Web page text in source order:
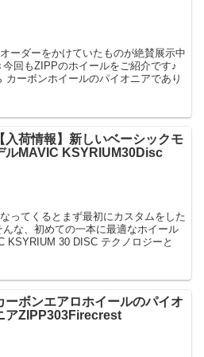
ーダーをかけていたものが絶賛展示中
回もZIPPのホイールをご紹介です♪
ーボンホイールのパイオニアであり
【入荷情報】新しいベーシックモ
ルMAVIC KSYRIUM30Disc
ってくるとまず最初にカスタムをした
な、初めての一本に最適なホイール
KSYRIUM 30 DISC テクノロジーと
ーボンエアロホイールのパイオ
アZIPP303Firecrest